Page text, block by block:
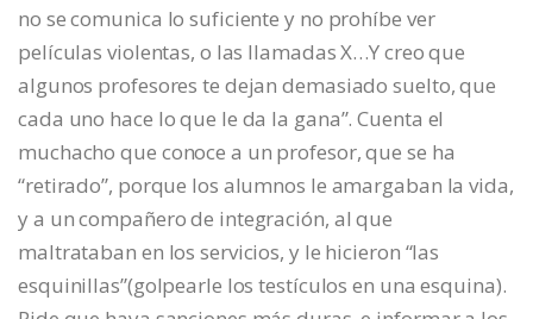
no se comunica lo suficiente y no prohíbe ver
películas violentas, o las llamadas X…Y creo que
algunos profesores te dejan demasiado suelto, que
cada uno hace lo que le da la gana”. Cuenta el
muchacho que conoce a un profesor, que se ha
“retirado”, porque los alumnos le amargaban la vida,
y a un compañero de integración, al que
maltrataban en los servicios, y le hicieron “las
esquinillas”(golpearle los testículos en una esquina).